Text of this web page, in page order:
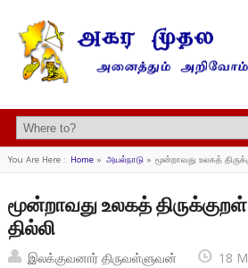
You Are Here : Home» அயல்நாடு» மூன்றாவது உலகத்
மூன்றாவது உலகத் திருக்குறள்
தில்லி
இலக்குவனார் திருவள்ளுவன் 18